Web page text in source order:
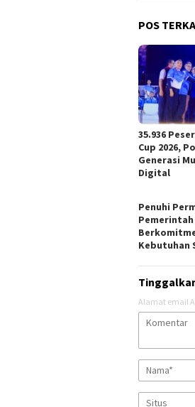
POS
35.936
Cup 2026,
Generasi
Digital
Penuhi
Pemerintah
Kebutuhan
Alamat email